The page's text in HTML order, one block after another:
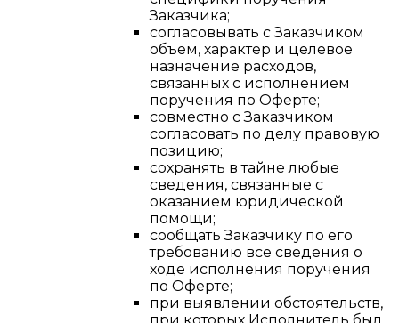
Заказчика;
согласовывать с Заказчиком
объем, характер и целевое
назначение расходов,
связанных с исполнением
поручения по Оферте;
совместно с Заказчиком
согласовать по делу правовую
позицию;
сохранять в тайне любые
сведения, связанные с
оказанием юридической
помощи;
сообщать Заказчику по его
требованию все сведения о
ходе исполнения поручения
по Оферте;
при выявлении обстоятельств,